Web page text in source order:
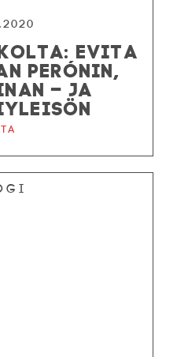
EVITA
PERÓNIN,
– JA